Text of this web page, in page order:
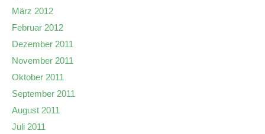
März 2012
Februar 2012
Dezember 2011
November 2011
Oktober 2011
September 2011
August 2011
Juli 2011